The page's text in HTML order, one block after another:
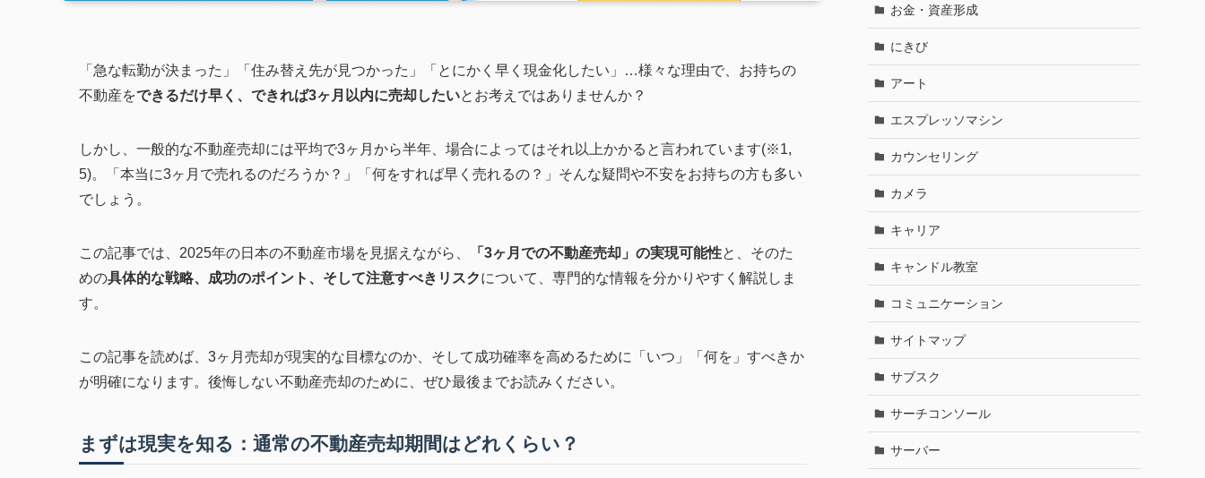
「急な転勤が決まった」「住み替え先が見つかった」「とにかく早く現金化したい」…様々な理由で、お持ちの
不動産をできるだけ早く、できれば3ヶ月以内に売却したいとお考えではありませんか？
しかし、一般的な不動産売却には平均で3ヶ月から半年、場合によってはそれ以上かかると言われています(※1,
5)。「本当に3ヶ月で売れるのだろうか？」「何をすれば早く売れるの？」そんな疑問や不安をお持ちの方も多い
でしょう。
この記事では、2025年の日本の不動産市場を見据えながら、 「3ヶ月での不動産売却」の実現可能性と、そのた
めの具体的な戦略、成功のポイント、そして注意すべきリスクについて、専門的な情報を分かりやすく解説しま
す。
この記事を読めば、3ヶ月売却が現実的な目標なのか、そして成功確率を高めるために「いつ」「何を」すべきか
が明確になります。後悔しない不動産売却のために、ぜひ最後までお読みください。
まずは現実を知る：通常の不動産売却期間はどれくらい？
お金・資産形成
にきび
アート
エスプレッソマシン
カウンセリング
カメラ
キャリア
キャンドル教室
コミュニケーション
サイトマップ
サブスク
サーチコンソール
サーバー